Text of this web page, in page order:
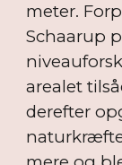
meter.
Schaarup
arealet
derefter